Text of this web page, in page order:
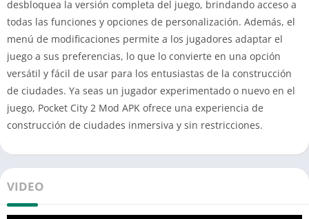
desbloquea la versión completa del juego, brindando acceso a
todas las funciones y opciones de personalización. Además, el
menú de modificaciones permite a los jugadores adaptar el
juego a sus preferencias, lo que lo convierte en una opción
versátil y fácil de usar para los entusiastas de la construcción
de ciudades. Ya seas un jugador experimentado o nuevo en el
juego, Pocket City 2 Mod APK ofrece una experiencia de
construcción de ciudades inmersiva y sin restricciones.
VIDEO